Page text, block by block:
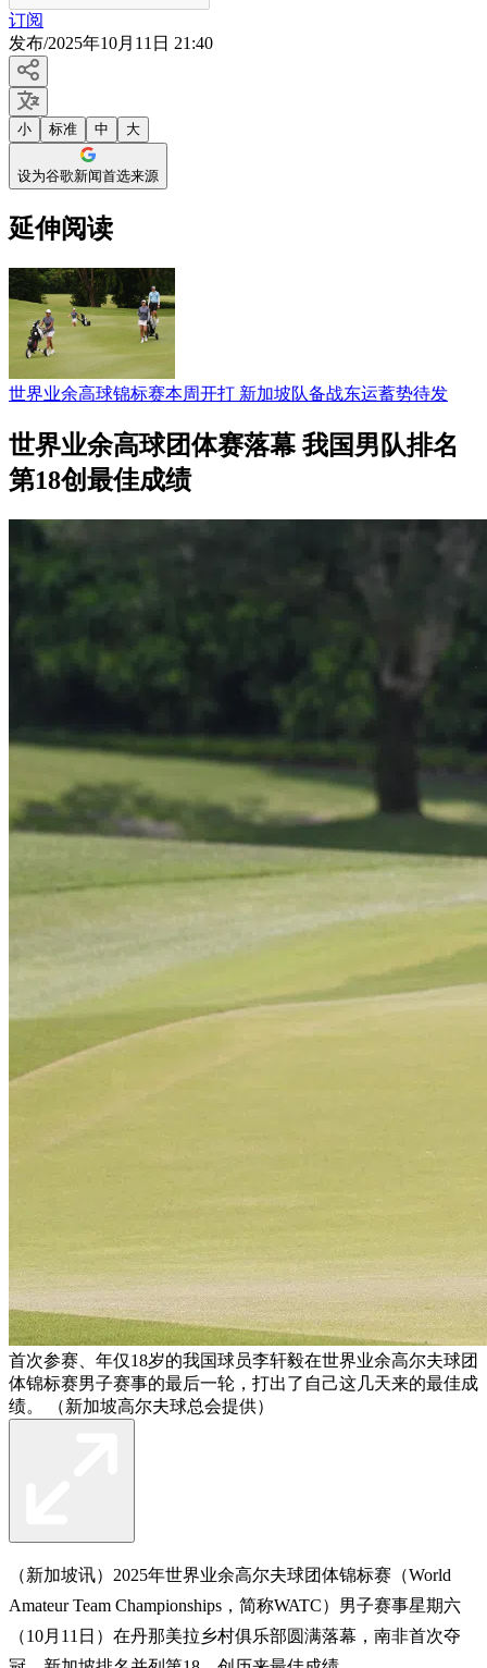
订阅
发布/2025年10月11日 21:40
小 标准 中 大
设为谷歌新闻首选来源
延伸阅读
世界业余高球锦标赛本周开打 新加坡队备战东运蓄势待发
世界业余高球团体赛落幕 我国男队排名
第18创最佳成绩
首次参赛、年仅18岁的我国球员李轩毅在世界业余高尔夫球团
体锦标赛男子赛事的最后一轮，打出了自己这几天来的最佳成
绩。 （新加坡高尔夫球总会提供）
（新加坡讯）2025年世界业余高尔夫球团体锦标赛（World
Amateur Team Championships，简称WATC）男子赛事星期六
（10月11日）在丹那美拉乡村俱乐部圆满落幕，南非首次夺